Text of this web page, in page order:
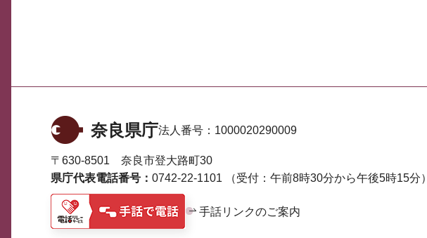
奈良県庁法人番号： 1000020290009
〒630-8501 奈良市登大路町30
県庁代表電話番号： 0742-22-1101 （受付：午前8時30分から午後5時15分）
手話リンクのご案内